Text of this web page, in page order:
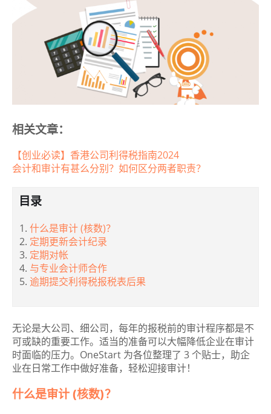
相关文章：
【创业必读】香港公司利得税指南2024
会计和审计有甚么分别？如何区分两者职责？
目录
什么是审计 (核数)？
定期更新会计纪录
定期对帐
与专业会计师合作
逾期提交利得税报税表后果
无论是大公司、细公司，每年的报税前的审计程序都是不
可或缺的重要工作。适当的准备可以大幅降低企业在审计
时面临的压力。OneStart 为各位整理了 3 个贴士，助企
业在日常工作中做好准备，轻松迎接审计！
什么是审计 (核数)？